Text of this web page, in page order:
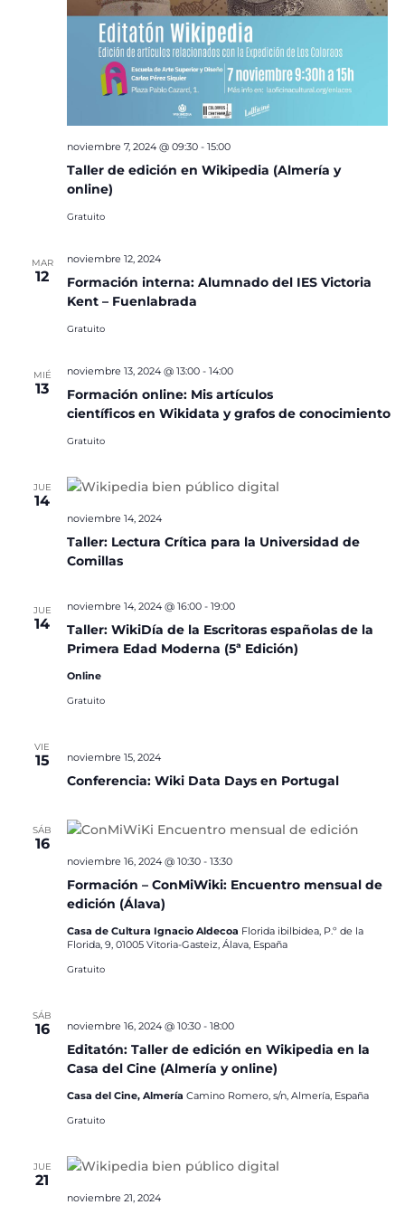
Taller de edición en Wikipedia (Almería y
online)
noviembre 7, 2024 @ 09:30- 15:00
Gratuito
MAR
12
Formación interna: Alumnado del IES Victoria
Kent – Fuenlabrada
noviembre 12, 2024
Gratuito
MIÉ
13
Formación online: Mis artículos
científicos en Wikidata y grafos de conocimiento
noviembre 13, 2024 @ 13:00- 14:00
Gratuito
JUE
14
Taller: Lectura Crítica para la Universidad de
Comillas
noviembre 14, 2024
JUE
14
Taller: WikiDía de la Escritoras españolas de la
Primera Edad Moderna (5ª Edición)
noviembre 14, 2024 @ 16:00- 19:00
Online
Gratuito
VIE
15
Conferencia: Wiki Data Days en Portugal
noviembre 15, 2024
SÁB
16
Formación – ConMiWiki: Encuentro mensual de
edición (Álava)
noviembre 16, 2024 @ 10:30- 13:30
Casa de Cultura Ignacio Aldecoa Florida ibilbidea, P.º de la
Florida, 9, 01005 Vitoria-Gasteiz, Álava, España
Gratuito
SÁB
16
Editatón: Taller de edición en Wikipedia en la
Casa del Cine (Almería y online)
noviembre 16, 2024 @ 10:30- 18:00
Casa del Cine, Almería Camino Romero, s/n, Almería, España
Gratuito
JUE
21
noviembre 21, 2024